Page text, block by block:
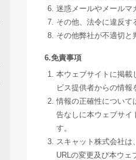
迷惑メールやメールマ
その他、法令に違反す
その他弊社が不適切と
6.免責事項
本ウェブサイトに掲載
ビス提供者からの情報
情報の正確性について
告なしに本ウェブサイ
す。
スキャット株式会社
URLの変更及び本ウェ